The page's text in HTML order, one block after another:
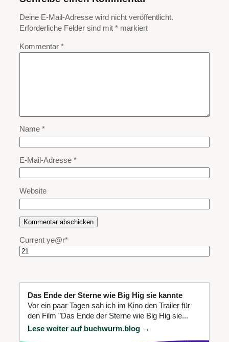
Deine E-Mail-Adresse wird nicht veröffentlicht.
Erforderliche Felder sind mit * markiert
Kommentar *
Name *
E-Mail-Adresse *
Website
Current ye@r*
Das Ende der Sterne wie Big Hig sie kannte
Vor ein paar Tagen sah ich im Kino den Trailer für
den Film "Das Ende der Sterne wie Big Hig sie...
Lese weiter auf buchwurm.blog →